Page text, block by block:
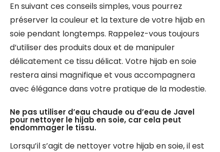
En suivant ces conseils simples, vous pourrez
préserver la couleur et la texture de votre hijab en
soie pendant longtemps. Rappelez-vous toujours
d’utiliser des produits doux et de manipuler
délicatement ce tissu délicat. Votre hijab en soie
restera ainsi magnifique et vous accompagnera
avec élégance dans votre pratique de la modestie.
Ne pas utiliser d’eau chaude ou d’eau de Javel
pour nettoyer le hijab en soie, car cela peut
endommager le tissu.
Lorsqu’il s’agit de nettoyer votre hijab en soie, il est